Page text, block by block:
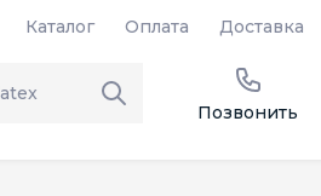
Каталог Оплата Доставка
Позвонить